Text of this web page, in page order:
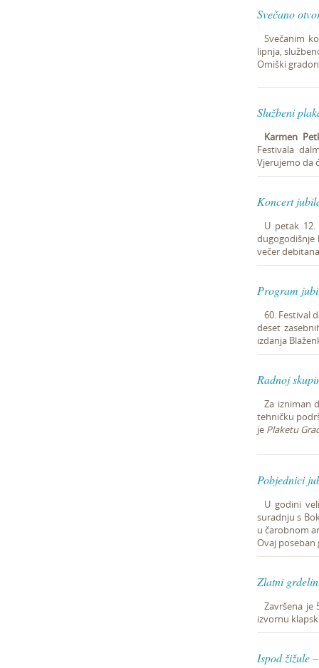
Svečano
Svečanim
lipnja,
Omiški
Službeni
Karmen
Festivala
Vjerujemo da
Koncert
U petak
dugogodišnje
večer
Program
60. Festival
deset
izdanja
Radnoj
Za izniman
tehničku
je Plaketu
Pobjednici
U godini
suradnju s
u čarobnom
Ovaj poseban
Zlatni
Završena je
izvornu
Ispod žižule